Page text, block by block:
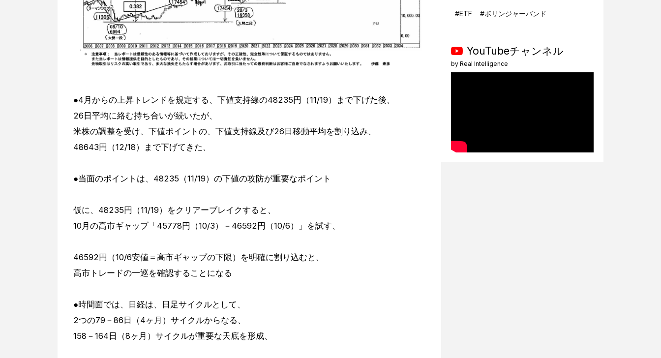
●4月からの上昇トレンドを規定する、下値支持線の48235円（11/19）まで下げた後、
26日平均に絡む持ち合いが続いたが、
米株の調整を受け、下値ポイントの、下値支持線及び26日移動平均を割り込み、
48643円（12/18）まで下げてきた、
●当面のポイントは、48235（11/19）の下値の攻防が重要なポイント
仮に、48235円（11/19）をクリアーブレイクすると、
10月の高市ギャップ「45778円（10/3）－46592円（10/6）」を試す、
46592円（10/6安値＝高市ギャップの下限）を明確に割り込むと、
高市トレードの一巡を確認することになる
●時間面では、日経は、日足サイクルとして、
2つの79－86日（4ヶ月）サイクルからなる、
158－164日（8ヶ月）サイクルが重要な天底を形成、
#ETF #ボリンジャーバンド
YouTubeチャンネル
by Real Intelligence